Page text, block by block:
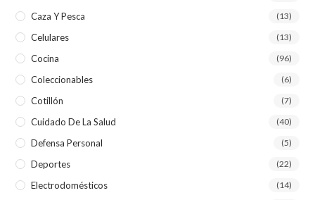
Caza Y Pesca (13)
Celulares (13)
Cocina (96)
Coleccionables (6)
Cotillón (7)
Cuidado De La Salud (40)
Defensa Personal (5)
Deportes (22)
Electrodomésticos (14)